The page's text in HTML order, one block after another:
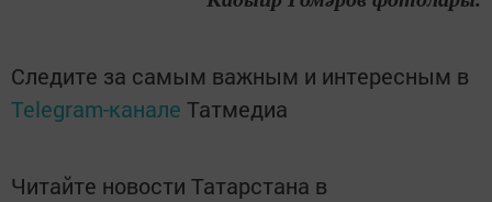
Следите за самым важным и интересным в
Telegram-канале Татмедиа
Читайте новости Татарстана в